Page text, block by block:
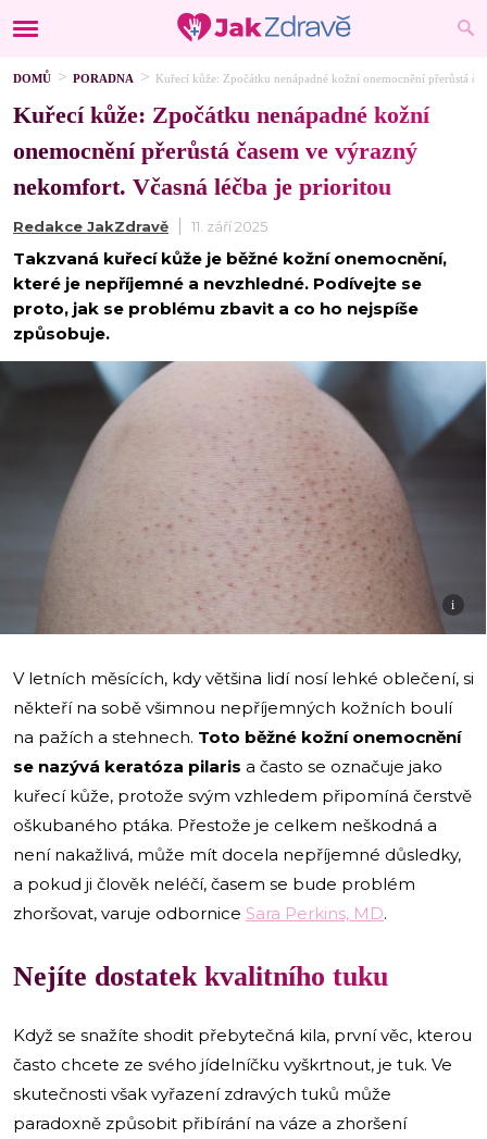
DOMŮ PORADNA Kuřecí kůže: Zpočátku nenápadné kožní onemocnění přerůstá
Kuřecí kůže: Zpočátku nenápadné kožní
onemocnění přerůstá časem ve výrazný
nekomfort. Včasná léčba je prioritou
Redakce JakZdravě 11. září 2025
Takzvaná kuřecí kůže je běžné kožní onemocnění,
které je nepříjemné a nevzhledné. Podívejte se
proto, jak se problému zbavit a co ho nejspíše
způsobuje.
i
V letních měsících, kdy většina lidí nosí lehké oblečení, si
někteří na sobě všimnou nepříjemných kožních boulí
na pažích a stehnech. Toto běžné kožní onemocnění
se nazývá keratóza pilaris a často se označuje jako
kuřecí kůže, protože svým vzhledem připomíná čerstvě
oškubaného ptáka. Přestože je celkem neškodná a
není nakažlivá, může mít docela nepříjemné důsledky,
a pokud ji člověk neléčí, časem se bude problém
zhoršovat, varuje odbornice Sara Perkins, MD.
Nejíte dostatek kvalitního tuku
Když se snažíte shodit přebytečná kila, první věc, kterou
často chcete ze svého jídelníčku vyškrtnout, je tuk. Ve
skutečnosti však vyřazení zdravých tuků může
paradoxně způsobit přibírání na váze a zhoršení